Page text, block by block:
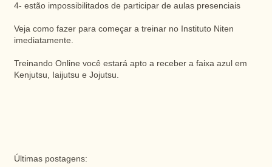
4- estão impossibilitados de participar de aulas presenciais
Veja como fazer para começar a treinar no Instituto Niten
imediatamente.
Treinando Online você estará apto a receber a faixa azul em
Kenjutsu, Iaijutsu e Jojutsu.
Últimas postagens: